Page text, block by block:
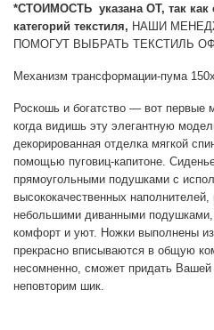
*CТОИМОСТЬ указана ОТ, так как
категорий текстиля, НАШИ
ПОМОГУТ ВЫБРАТЬ ТЕКСТИЛЬ
Механизм трансформации-пума
Роскошь и богатство — вот первые
когда видишь эту элегантную
декорированная отделка мягкой
помощью пуговиц-капитоне.
прямоугольными подушками с
высококачественных
небольшими диванными
комфорт и уют. Ножки выполнены
прекрасно вписываются в общую
несомненно, сможет придать Вашей
неповторим шик.